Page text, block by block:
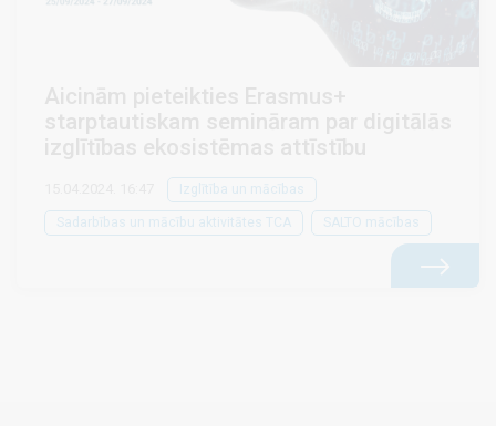
Izglītība un mācības
Sadarbības un mācību aktivitātes TCA SALTO mācības